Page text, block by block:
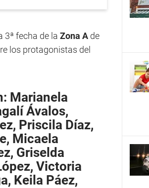
3ª fecha de la Zona A de
los protagonistas del
Marianela
Ávalos,
Priscila Díaz,
Micaela
Griselda
Victoria
Keila Páez,